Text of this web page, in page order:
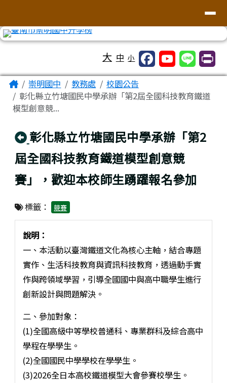
大 中 小
主內容區域
Home崇明國中 教務處
校園公告
彰化縣立竹塘國民中學承辦「第2屆全國科技教育鐵道
模型創意競...
回上頁
彰化縣立竹塘國民中學承辦「第2
屆全國科技教育鐵道模型創意競
賽」，歡迎本校師生踴躍報名參加
標籤： 競賽
說明：
一、本活動以臺灣鐵道文化為核心主軸，結合專題
實作、生活科技教育與資訊科技教育，透過動手實
作與跨領域學習，引導全國國中與高中職學生進行
創新設計與問題解決。
二、參加對象：
(1)全國高級中等學校普通科、專業群科及綜合高中
學程在學學生。
(2)全國國民中學學校在學學生。
(3)2026全日本高校鐵道模型大會參賽校學生。
頁尾區域